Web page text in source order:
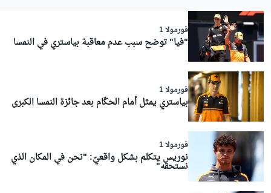
فورمولا 1
"فيا" توضح سبب عدم معاقبة بياستري في النمسا
فورمولا 1
بياستري يمثل أمام الحكّام بعد جائزة النمسا الكبرى
فورمولا 1
نوريس يتكلم بشكل واقعيّ: "نحن في المكان الذي
نستحقه"